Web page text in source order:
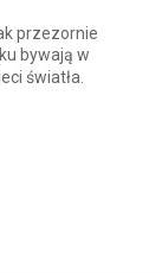
przezornie
bywają w
światła.